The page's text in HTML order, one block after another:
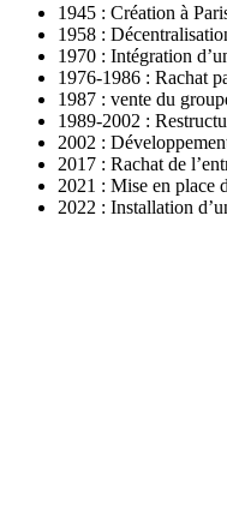
1945 : Création à
1958 :
1970 : Intégration
1976-1986 : Rachat
1987 : vente du
1989-2002 :
2002 :
2017 : Rachat de
2021 : Mise en place
2022 : Installation